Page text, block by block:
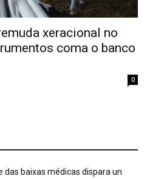
xeracional no
coma o banco
0
das baixas médicas dispara un